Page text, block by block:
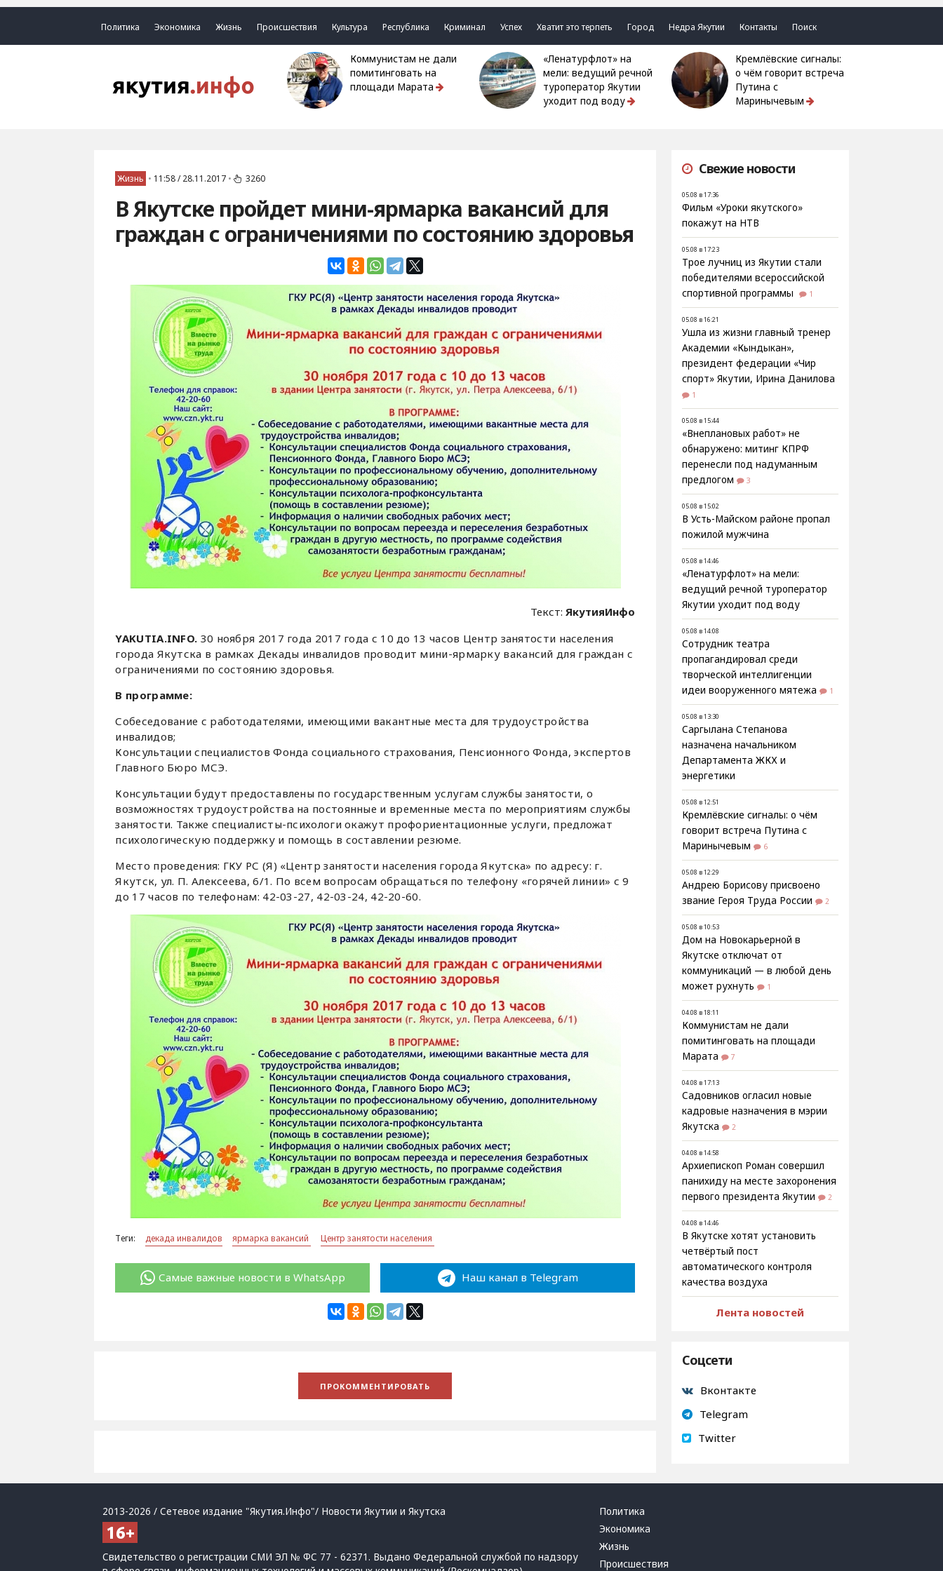
Политика Экономика Жизнь Происшествия Культура Республика Криминал Успех Хватит это терпеть Город Недра Якутии Контакты Поиск
Коммунистам не дали
помитинговать на
площади Марата
«Ленатурфлот» на
мели: ведущий речной
туроператор Якутии
уходит под воду
Кремлёвские сигналы:
о чём говорит встреча
Путина с
Маринычевым
Жизнь • 11:58 / 28.11.2017 • 3260
В Якутске пройдет мини-ярмарка вакансий для
граждан с ограничениями по состоянию здоровья
Текст:ЯкутияИнфо
YAKUTIA.INFO. 30 ноября 2017 года 2017 года с 10 до 13 часов Центр занятости населения
города Якутска в рамках Декады инвалидов проводит мини-ярмарку вакансий для граждан с
ограничениями по состоянию здоровья.
В программе:
Собеседование с работодателями, имеющими вакантные места для трудоустройства
инвалидов;
Консультации специалистов Фонда социального страхования, Пенсионного Фонда, экспертов
Главного Бюро МСЭ.
Консультации будут предоставлены по государственным услугам службы занятости, о
возможностях трудоустройства на постоянные и временные места по мероприятиям службы
занятости. Также специалисты-психологи окажут профориентационные услуги, предложат
психологическую поддержку и помощь в составлении резюме.
Место проведения: ГКУ РС (Я) «Центр занятости населения города Якутска» по адресу: г.
Якутск, ул. П. Алексеева, 6/1. По всем вопросам обращаться по телефону «горячей линии» с 9
до 17 часов по телефонам: 42-03-27, 42-03-24, 42-20-60.
Теги: декада инвалидов ярмарка вакансий Центр занятости населения
Самые важные новости в WhatsApp Наш канал в Telegram
Свежие новости
05.08 в 17:36
Фильм «Уроки якутского»
покажут на НТВ
05.08 в 17:23
Трое лучниц из Якутии стали
победителями всероссийской
спортивной программы
1
05.08 в 16:21
Ушла из жизни главный тренер
Академии «Кындыкан»,
президент федерации «Чир
спорт» Якутии, Ирина Данилова
1
05.08 в 15:44
«Внеплановых работ» не
обнаружено: митинг КПРФ
перенесли под надуманным
предлогом
3
05.08 в 15:02
В Усть-Майском районе пропал
пожилой мужчина
05.08 в 14:46
«Ленатурфлот» на мели:
ведущий речной туроператор
Якутии уходит под воду
05.08 в 14:08
Сотрудник театра
пропагандировал среди
творческой интеллигенции
идеи вооруженного мятежа
1
05.08 в 13:30
Саргылана Степанова
назначена начальником
Департамента ЖКХ и
энергетики
05.08 в 12:51
Кремлёвские сигналы: о чём
говорит встреча Путина с
Маринычевым
6
05.08 в 12:29
Андрею Борисову присвоено
звание Героя Труда России
2
05.08 в 10:53
Дом на Новокарьерной в
Якутске отключат от
коммуникаций — в любой день
может рухнуть
1
04.08 в 18:11
Коммунистам не дали
помитинговать на площади
Марата
7
04.08 в 17:13
Садовников огласил новые
кадровые назначения в мэрии
Якутска
2
04.08 в 14:58
Архиепископ Роман совершил
панихиду на месте захоронения
первого президента Якутии
2
04.08 в 14:46
В Якутске хотят установить
четвёртый пост
автоматического контроля
качества воздуха
Лента новостей
Соцсети
Вконтакте
Telegram
Twitter
2013-2026 / Сетевое издание "Якутия.Инфо"/ Новости Якутии и Якутска
Свидетельство о регистрации СМИ ЭЛ № ФС 77 - 62371. Выдано Федеральной службой по надзору
Политика
Экономика
Жизнь
Происшествия